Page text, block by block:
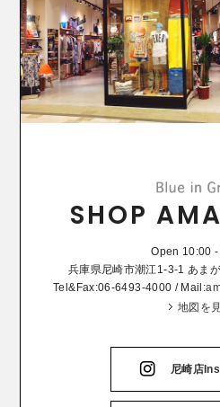
SHOP
Open 10:00
兵庫県尼崎市潮江1-3-1 あま
Tel&Fax:06-6493-4000 / Mail:
地図を
尼崎店